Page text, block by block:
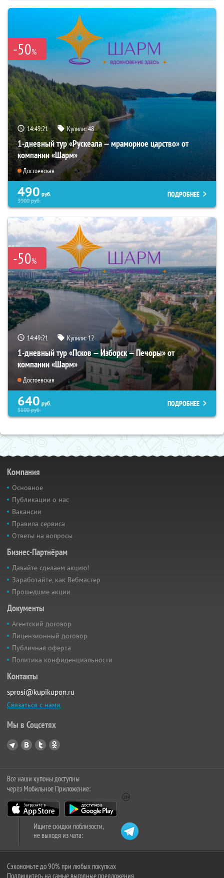
-50%
14:49:19 Купили:48
1-дневный тур «Рускеала — мраморное царство» от
компании «Шарм»
Достоевская
490 руб.
3900руб.
ПОДРОБНЕЕ
-50%
14:49:19 Купили:12
1-дневный тур «Псков — Изборск — Печоры» от
компании «Шарм»
Достоевская
640 руб.
5100руб.
ПОДРОБНЕЕ
Компания
Основное
Публикации о нас
Вакансии
Правила сервиса
Ответы на вопросы
Бизнес-Партнёрам
Давайте сделаем акцию!
Заработайте, как Вебмастер
Прошедшие акции
Документы
Агентский договор
Лицензионный договор
Публичная оферта
Политика конфиденциальности
Контакты
sprosi@kupikupon.ru
Связаться с нами
Мы в Соцсетях
Все наши купоны доступны
через Мобильное Приложение:
Ищите скидки поблизости,
не выходя из чата:
Сэкономьте до 90% при любых покупках
Подпишитесь на самые выгодные предложения